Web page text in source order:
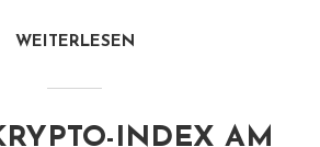
WEITERLESEN
INDEX AM